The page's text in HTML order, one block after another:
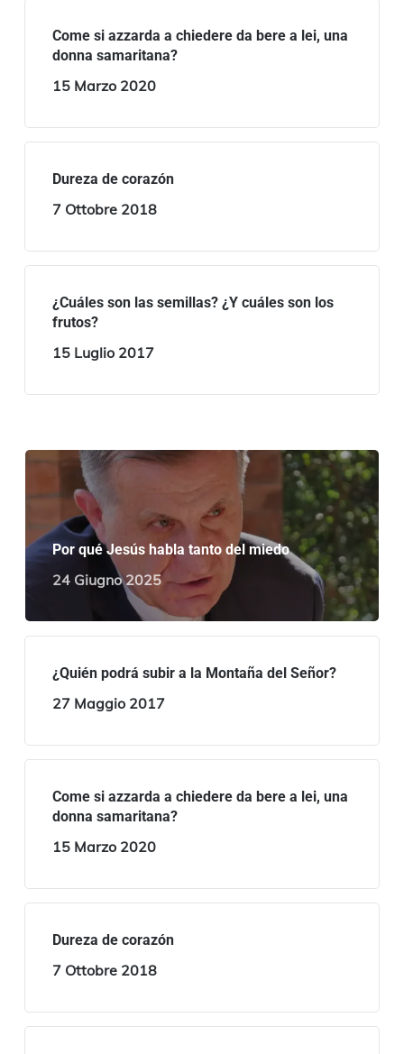
Come si azzarda a chiedere da bere a lei, una
donna samaritana?
15 Marzo 2020
Dureza de corazón
7 Ottobre 2018
¿Cuáles son las semillas? ¿Y cuáles son los
frutos?
15 Luglio 2017
Por qué Jesús habla tanto del miedo
24 Giugno 2025
¿Quién podrá subir a la Montaña del Señor?
27 Maggio 2017
Come si azzarda a chiedere da bere a lei, una
donna samaritana?
15 Marzo 2020
Dureza de corazón
7 Ottobre 2018